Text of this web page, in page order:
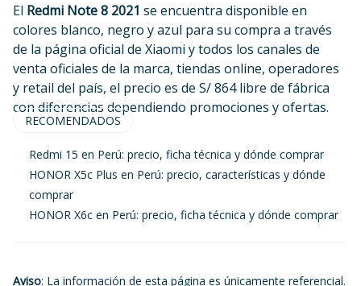
El Redmi Note 8 2021 se encuentra disponible en
colores blanco, negro y azul para su compra a través
de la página oficial de Xiaomi y todos los canales de
venta oficiales de la marca, tiendas online, operadores
y retail del país, el precio es de S/ 864 libre de fábrica
con diferencias dependiendo promociones y ofertas.
RECOMENDADOS
Redmi 15 en Perú: precio, ficha técnica y dónde comprar
HONOR X5c Plus en Perú: precio, características y dónde
comprar
HONOR X6c en Perú: precio, ficha técnica y dónde comprar
Aviso: La información de esta página es únicamente referencial.